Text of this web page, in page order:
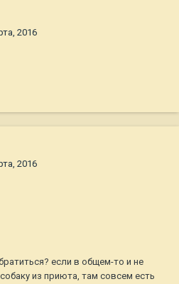
2016
2016
если в общем-то и не
из приюта, там совсем есть